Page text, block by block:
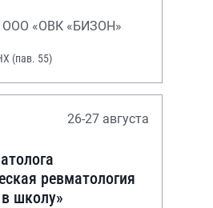
ООО «ОВК «БИЗОН»
(пав. 55)
26-27 августа
ревматология
школу»